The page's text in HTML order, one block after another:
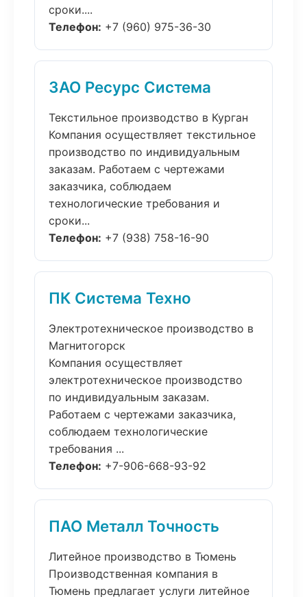
сроки....
Телефон: +7 (960) 975-36-30
ЗАО Ресурс Система
Текстильное производство в Курган
Компания осуществляет текстильное
производство по индивидуальным
заказам. Работаем с чертежами
заказчика, соблюдаем
технологические требования и
сроки...
Телефон: +7 (938) 758-16-90
ПК Система Техно
Электротехническое производство в
Магнитогорск
Компания осуществляет
электротехническое производство
по индивидуальным заказам.
Работаем с чертежами заказчика,
соблюдаем технологические
требования ...
Телефон: +7-906-668-93-92
ПАО Металл Точность
Литейное производство в Тюмень
Производственная компания в
Тюмень предлагает услуги литейное